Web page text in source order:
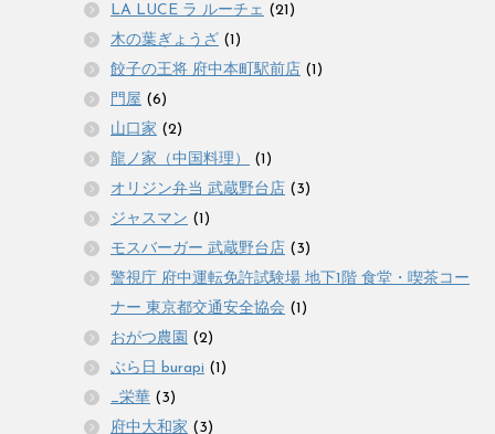
LA LUCE ラ ルーチェ (21)
木の葉ぎょうざ (1)
餃子の王将 府中本町駅前店 (1)
門屋 (6)
山口家 (2)
龍ノ家（中国料理）
(1)
オリジン弁当 武蔵野台店 (3)
ジャスマン (1)
モスバーガー 武蔵野台店 (3)
警視庁 府中運転免許試験場 地下1階 食堂・喫茶コー
ナー 東京都交通安全協会 (1)
おがつ農園 (2)
ぶら日 burapi (1)
_栄華 (3)
府中大和家 (3)